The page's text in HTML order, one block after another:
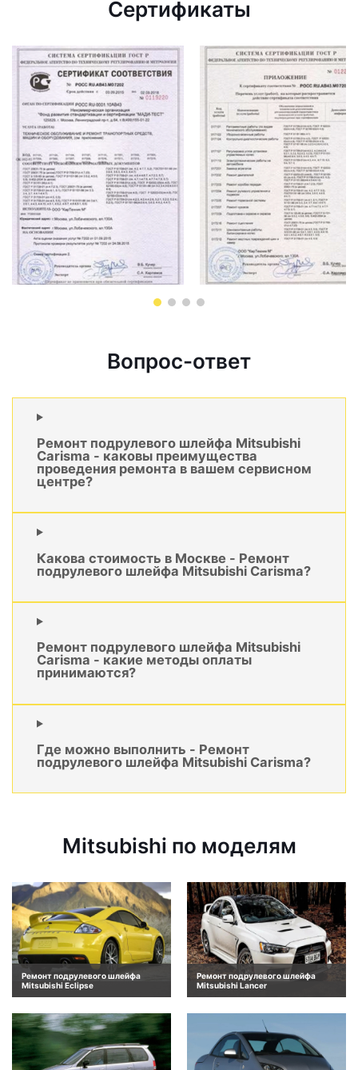
Сертификаты
Вопрос-ответ
Ремонт подрулевого шлейфа Mitsubishi
Carisma - каковы преимущества
проведения ремонта в вашем сервисном
центре?
Какова стоимость в Москве - Ремонт
подрулевого шлейфа Mitsubishi Carisma?
Ремонт подрулевого шлейфа Mitsubishi
Carisma - какие методы оплаты
принимаются?
Где можно выполнить - Ремонт
подрулевого шлейфа Mitsubishi Carisma?
Mitsubishi по моделям
Ремонт подрулевого шлейфа
Mitsubishi Eclipse
Ремонт подрулевого шлейфа
Mitsubishi Lancer